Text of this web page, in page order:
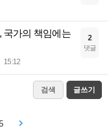
국가의 책임에는
15:12
2
댓글
검색 글쓰기